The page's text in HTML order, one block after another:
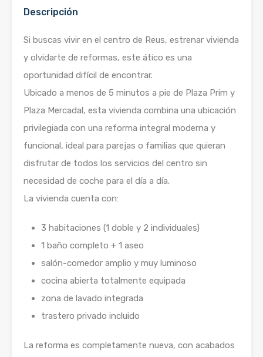
Descripción
Si buscas vivir en el centro de Reus, estrenar vivienda
y olvidarte de reformas, este ático es una
oportunidad difícil de encontrar.
Ubicado a menos de 5 minutos a pie de Plaza Prim y
Plaza Mercadal, esta vivienda combina una ubicación
privilegiada con una reforma integral moderna y
funcional, ideal para parejas o familias que quieran
disfrutar de todos los servicios del centro sin
necesidad de coche para el día a día.
La vivienda cuenta con:
3 habitaciones (1 doble y 2 individuales)
1 baño completo + 1 aseo
salón-comedor amplio y muy luminoso
cocina abierta totalmente equipada
zona de lavado integrada
trastero privado incluido
La reforma es completamente nueva, con acabados